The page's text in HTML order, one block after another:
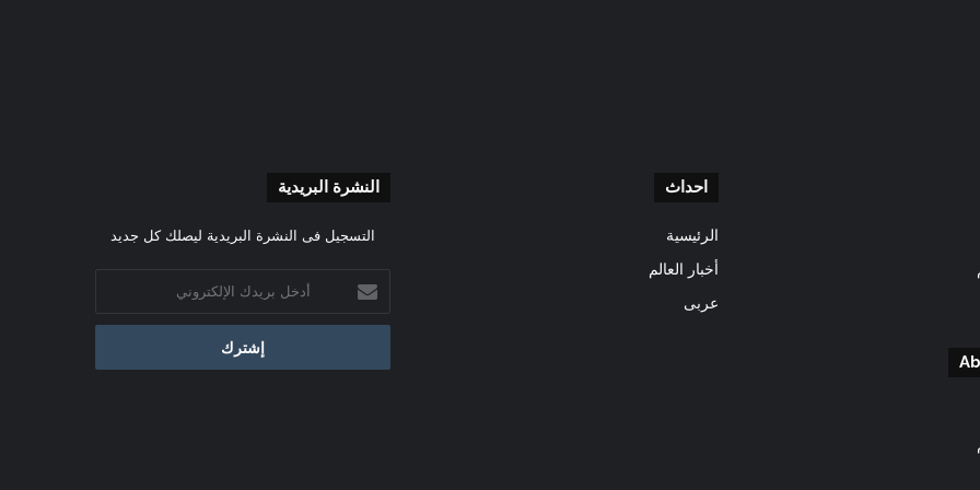
احداث
الرئيسية
أخبار العالم
عربى
النشرة البريدية
التسجيل فى النشرة البريدية ليصلك كل جديد
بريدك
الإلكتروني